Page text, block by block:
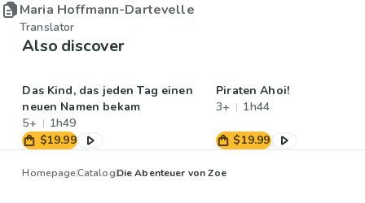
Maria Hoffmann-Dartevelle
Translator
Also discover
Das Kind, das jeden Tag einen
neuen Namen bekam
5+
1h49
$19.99
Piraten Ahoi!
3+
1h44
$19.99
HomepageCatalogDie Abenteuer von Zoe